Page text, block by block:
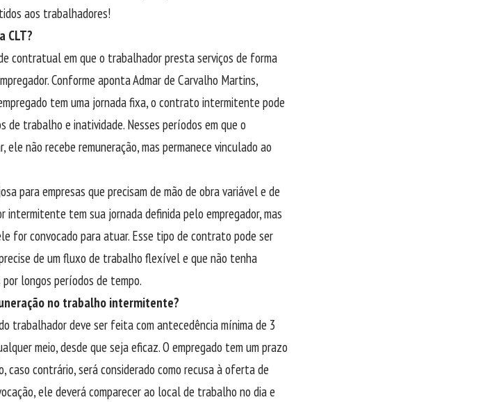
aos trabalhadores!
CLT?
contratual em que o trabalhador presta serviços de forma
Conforme aponta Admar de Carvalho Martins,
tem uma jornada fixa, o contrato intermitente pode
trabalho e inatividade. Nesses períodos em que o
não recebe remuneração, mas permanece vinculado ao
para empresas que precisam de mão de obra variável e de
intermitente tem sua jornada definida pelo empregador, mas
for convocado para atuar. Esse tipo de contrato pode ser
de um fluxo de trabalho flexível e que não tenha
longos períodos de tempo.
no trabalho intermitente?
trabalhador deve ser feita com antecedência mínima de 3
meio, desde que seja eficaz. O empregado tem um prazo
caso contrário, será considerado como recusa à oferta de
ele deverá comparecer ao local de trabalho no dia e